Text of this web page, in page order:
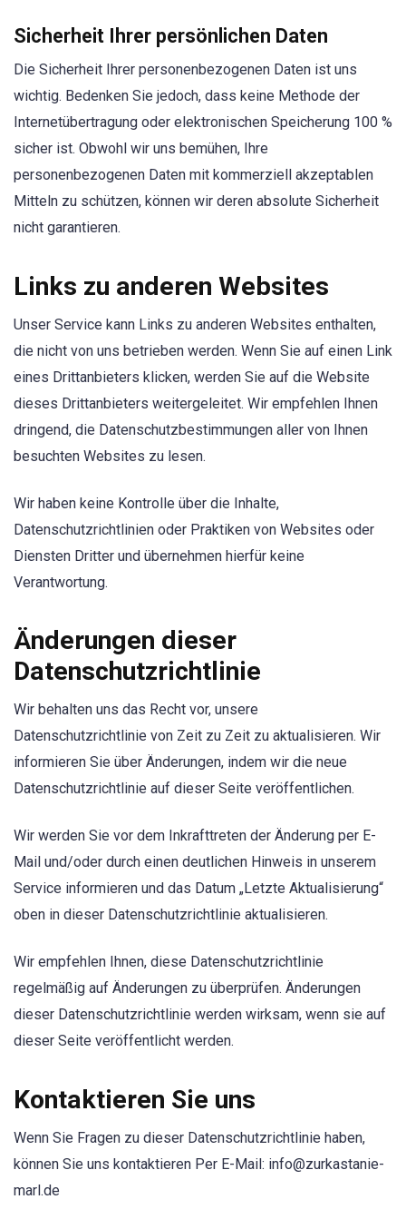
Sicherheit Ihrer persönlichen Daten
Die Sicherheit Ihrer personenbezogenen Daten ist uns
wichtig. Bedenken Sie jedoch, dass keine Methode der
Internetübertragung oder elektronischen Speicherung 100 %
sicher ist. Obwohl wir uns bemühen, Ihre
personenbezogenen Daten mit kommerziell akzeptablen
Mitteln zu schützen, können wir deren absolute Sicherheit
nicht garantieren.
Links zu anderen Websites
Unser Service kann Links zu anderen Websites enthalten,
die nicht von uns betrieben werden. Wenn Sie auf einen Link
eines Drittanbieters klicken, werden Sie auf die Website
dieses Drittanbieters weitergeleitet. Wir empfehlen Ihnen
dringend, die Datenschutzbestimmungen aller von Ihnen
besuchten Websites zu lesen.
Wir haben keine Kontrolle über die Inhalte,
Datenschutzrichtlinien oder Praktiken von Websites oder
Diensten Dritter und übernehmen hierfür keine
Verantwortung.
Änderungen dieser
Datenschutzrichtlinie
Wir behalten uns das Recht vor, unsere
Datenschutzrichtlinie von Zeit zu Zeit zu aktualisieren. Wir
informieren Sie über Änderungen, indem wir die neue
Datenschutzrichtlinie auf dieser Seite veröffentlichen.
Wir werden Sie vor dem Inkrafttreten der Änderung per E-
Mail und/oder durch einen deutlichen Hinweis in unserem
Service informieren und das Datum „Letzte Aktualisierung“
oben in dieser Datenschutzrichtlinie aktualisieren.
Wir empfehlen Ihnen, diese Datenschutzrichtlinie
regelmäßig auf Änderungen zu überprüfen. Änderungen
dieser Datenschutzrichtlinie werden wirksam, wenn sie auf
dieser Seite veröffentlicht werden.
Kontaktieren Sie uns
Wenn Sie Fragen zu dieser Datenschutzrichtlinie haben,
können Sie uns kontaktieren Per E-Mail: info@zurkastanie-
marl.de